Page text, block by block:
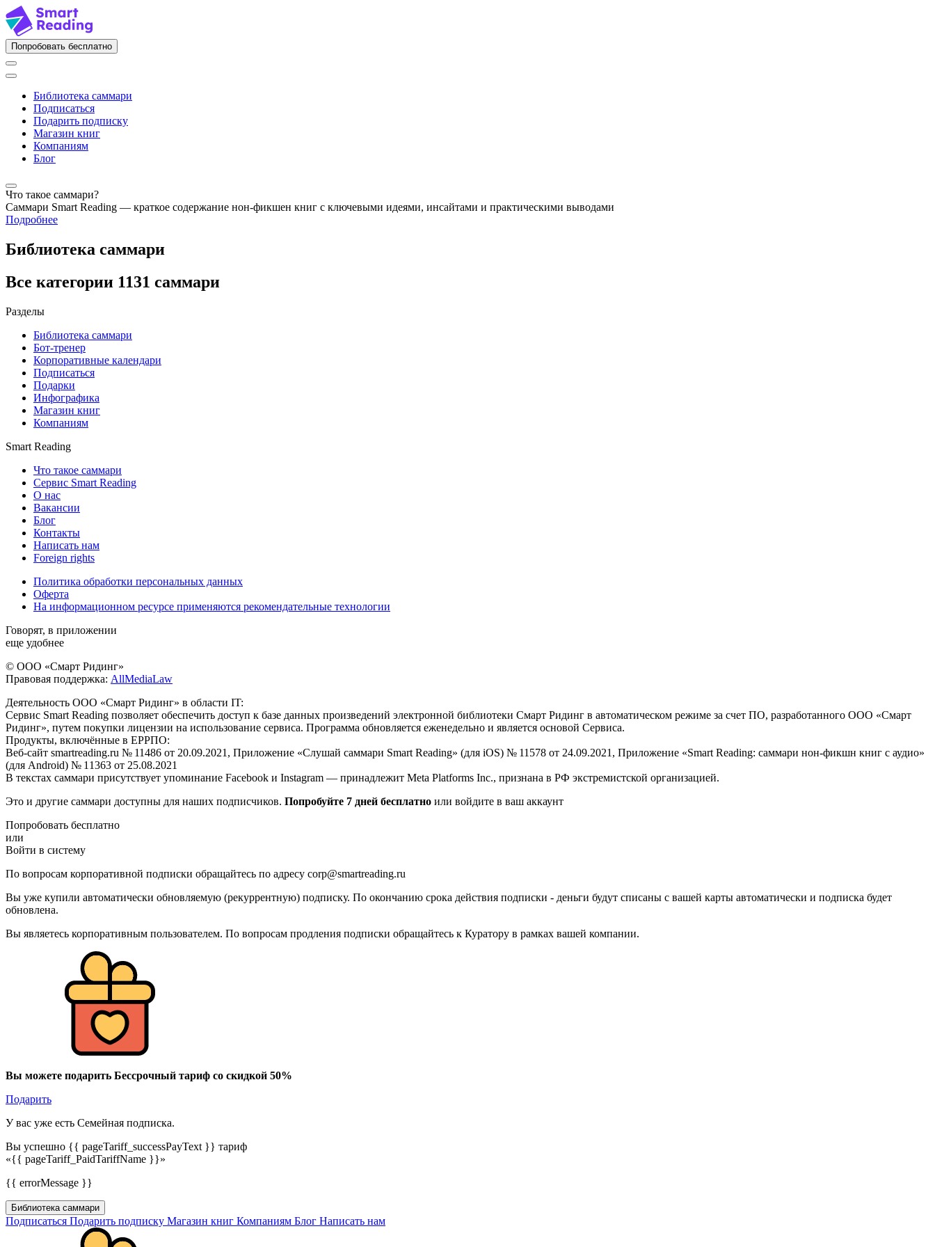
Попробовать бесплатно
Библиотека саммари
Подписаться
Подарить подписку
Магазин книг
Компаниям
Блог
Что такое саммари?
Саммари Smart Reading — краткое содержание нон-фикшен книг с ключевыми идеями, инсайтами и практическими выводами
Подробнее
Библиотека саммари
Все категории 1131 саммари
Разделы
Библиотека саммари
Бот-тренер
Корпоративные календари
Подписаться
Подарки
Инфографика
Магазин книг
Компаниям
Smart Reading
Что такое саммари
Сервис Smart Reading
О нас
Вакансии
Блог
Контакты
Написать нам
Foreign rights
Политика обработки персональных данных
Оферта
На информационном ресурсе применяются рекомендательные технологии
Говорят, в приложении
еще удобнее
© ООО «Смарт Ридинг»
Правовая поддержка: AllMediaLaw
Деятельность ООО «Смарт Ридинг» в области IT:
Сервис Smart Reading позволяет обеспечить доступ к базе данных произведений электронной библиотеки Смарт Ридинг в автоматическом режиме за счет ПО, разработанного ООО «Смарт
Ридинг», путем покупки лицензии на использование сервиса. Программа обновляется еженедельно и является основой Сервиса.
Продукты, включённые в ЕРРПО:
Веб-сайт smartreading.ru № 11486 от 20.09.2021, Приложение «Слушай саммари Smart Reading» (для iOS) № 11578 от 24.09.2021, Приложение «Smart Reading: саммари нон-фикшн книг с аудио»
(для Android) № 11363 от 25.08.2021
В текстах саммари присутствует упоминание Facebook и Instagram — принадлежит Meta Platforms Inc., признана в РФ экстремистской организацией.
Это и другие саммари доступны для наших подписчиков. Попробуйте 7 дней бесплатно или войдите в ваш аккаунт
Попробовать бесплатно
или
Войти в систему
По вопросам корпоративной подписки обращайтесь по адресу corp@smartreading.ru
Вы уже купили автоматически обновляемую (рекуррентную) подписку. По окончанию срока действия подписки - деньги будут списаны с вашей карты автоматически и подписка будет
обновлена.
Вы являетесь корпоративным пользователем. По вопросам продления подписки обращайтесь к Куратору в рамках вашей компании.
Вы можете подарить Бессрочный тариф со скидкой 50%
Подарить
У вас уже есть Семейная подписка.
Вы успешно {{ pageTariff_successPayText }} тариф
«{{ pageTariff_PaidTariffName }}»
{{ errorMessage }}
Библиотека саммари
Подписаться Подарить подписку Магазин книг Компаниям Блог Написать нам